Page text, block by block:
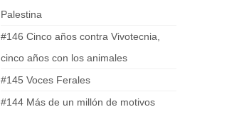
Palestina
#146 Cinco años contra Vivotecnia,
cinco años con los animales
#145 Voces Ferales
#144 Más de un millón de motivos